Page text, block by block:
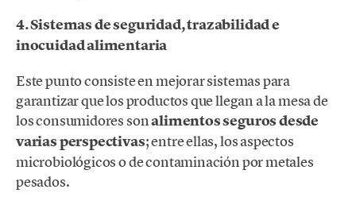
4. Sistemas de seguridad, trazabilidad e
inocuidad alimentaria
Este punto consiste en mejorar sistemas para
garantizar que los productos que llegan a la mesa de
los consumidores sonalimentos seguros desde
varias perspectivas; entre ellas, los aspectos
microbiológicos o de contaminación por metales
pesados.